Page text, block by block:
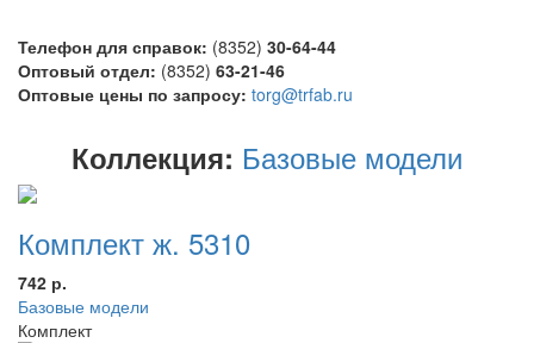
Телефон для справок: (8352) 30-64-44
Оптовый отдел: (8352) 63-21-46
Оптовые цены по запросу: torg@trfab.ru
Коллекция: Базовые модели
Комплект ж. 5310
742 р.
Базовые модели
Комплект